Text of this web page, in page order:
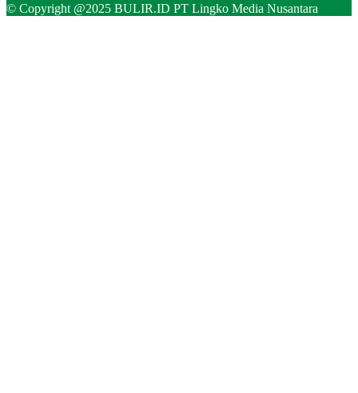
© Copyright @2025 BULIR.ID PT Lingko Media Nusantara